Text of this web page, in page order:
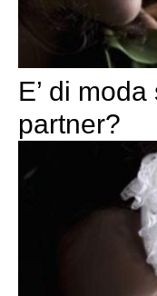
E’ di
partner?